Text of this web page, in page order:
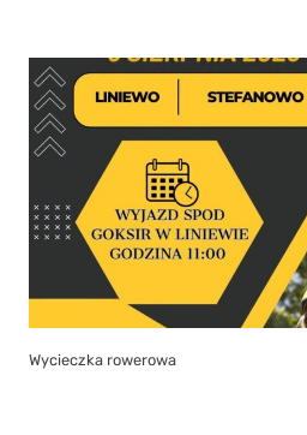
Wycieczka rowerowa